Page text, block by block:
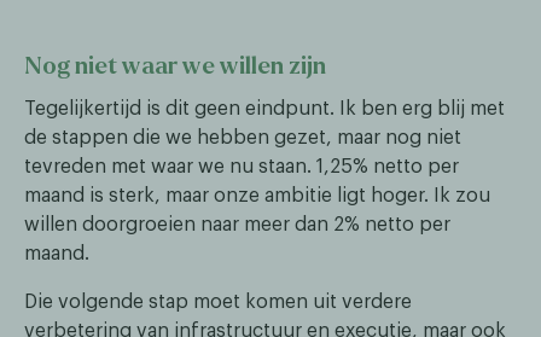
Nog niet waar we willen zijn
Tegelijkertijd is dit geen eindpunt. Ik ben erg blij met
de stappen die we hebben gezet, maar nog niet
tevreden met waar we nu staan. 1,25% netto per
maand is sterk, maar onze ambitie ligt hoger. Ik zou
willen doorgroeien naar meer dan 2% netto per
maand.
Die volgende stap moet komen uit verdere
verbetering van infrastructuur en executie, maar ook